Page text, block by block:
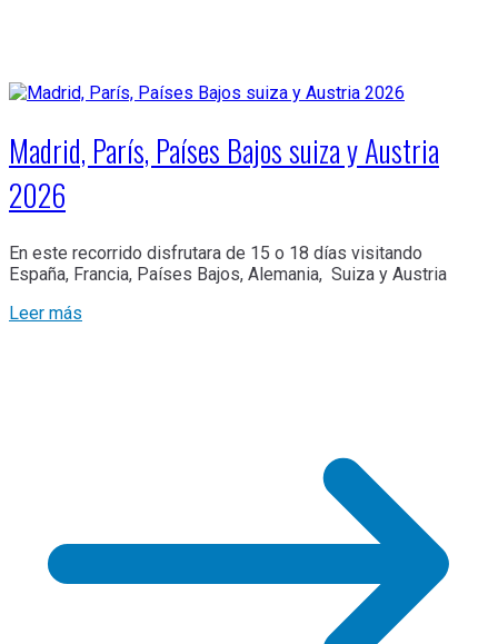
Madrid, París, Países Bajos suiza y Austria
2026
En este recorrido disfrutara de 15 o 18 días visitando
España, Francia, Países Bajos, Alemania, Suiza y Austria
Leer más